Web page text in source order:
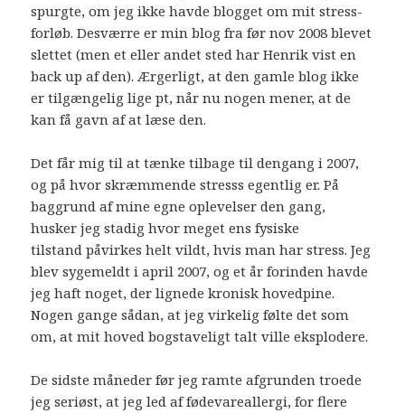
spurgte, om jeg ikke havde blogget om mit stress-
forløb. Desværre er min blog fra før nov 2008 blevet
slettet (men et eller andet sted har Henrik vist en
back up af den). Ærgerligt, at den gamle blog ikke
er tilgængelig lige pt, når nu nogen mener, at de
kan få gavn af at læse den.
Det får mig til at tænke tilbage til dengang i 2007,
og på hvor skræmmende stresss egentlig er. På
baggrund af mine egne oplevelser den gang,
husker jeg stadig hvor meget ens fysiske
tilstand påvirkes helt vildt, hvis man har stress. Jeg
blev sygemeldt i april 2007, og et år forinden havde
jeg haft noget, der lignede kronisk hovedpine.
Nogen gange sådan, at jeg virkelig følte det som
om, at mit hoved bogstaveligt talt ville eksplodere.
De sidste måneder før jeg ramte afgrunden troede
jeg seriøst, at jeg led af fødevareallergi, for flere